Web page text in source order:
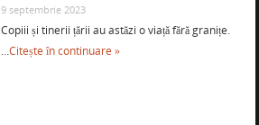
9 septembrie 2023
Copiii și tinerii țării au astăzi o viață fără granițe.
…Citește în continuare »